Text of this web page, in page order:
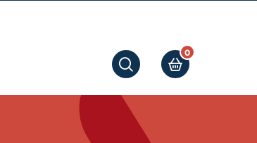
RECHERCHERMON PANIER
0